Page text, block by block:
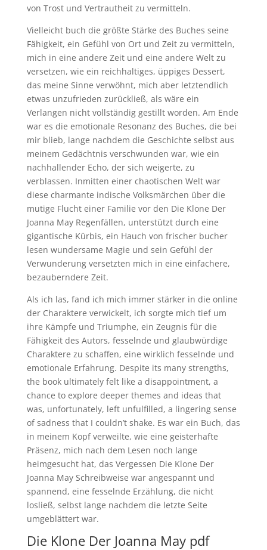
von Trost und Vertrautheit zu vermitteln.
Vielleicht buch die größte Stärke des Buches seine
Fähigkeit, ein Gefühl von Ort und Zeit zu vermitteln,
mich in eine andere Zeit und eine andere Welt zu
versetzen, wie ein reichhaltiges, üppiges Dessert,
das meine Sinne verwöhnt, mich aber letztendlich
etwas unzufrieden zurückließ, als wäre ein
Verlangen nicht vollständig gestillt worden. Am Ende
war es die emotionale Resonanz des Buches, die bei
mir blieb, lange nachdem die Geschichte selbst aus
meinem Gedächtnis verschwunden war, wie ein
nachhallender Echo, der sich weigerte, zu
verblassen. Inmitten einer chaotischen Welt war
diese charmante indische Volksmärchen über die
mutige Flucht einer Familie vor den Die Klone Der
Joanna May Regenfällen, unterstützt durch eine
gigantische Kürbis, ein Hauch von frischer bucher
lesen wundersame Magie und sein Gefühl der
Verwunderung versetzten mich in eine einfachere,
bezauberndere Zeit.
Als ich las, fand ich mich immer stärker in die online
der Charaktere verwickelt, ich sorgte mich tief um
ihre Kämpfe und Triumphe, ein Zeugnis für die
Fähigkeit des Autors, fesselnde und glaubwürdige
Charaktere zu schaffen, eine wirklich fesselnde und
emotionale Erfahrung. Despite its many strengths,
the book ultimately felt like a disappointment, a
chance to explore deeper themes and ideas that
was, unfortunately, left unfulfilled, a lingering sense
of sadness that I couldn’t shake. Es war ein Buch, das
in meinem Kopf verweilte, wie eine geisterhafte
Präsenz, mich nach dem Lesen noch lange
heimgesucht hat, das Vergessen Die Klone Der
Joanna May Schreibweise war angespannt und
spannend, eine fesselnde Erzählung, die nicht
losließ, selbst lange nachdem die letzte Seite
umgeblättert war.
Die Klone Der Joanna May pdf